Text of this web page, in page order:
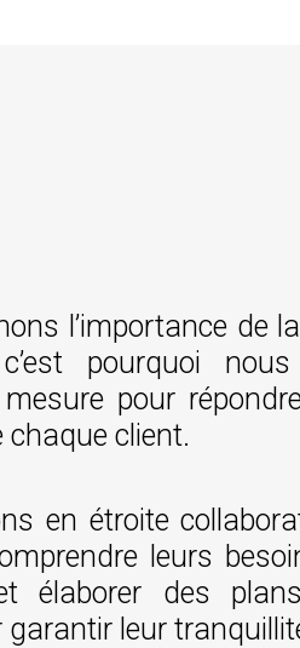
l’importance de
pourquoi
pour
chaque client.
en étroite
leurs
élaborer des
leur